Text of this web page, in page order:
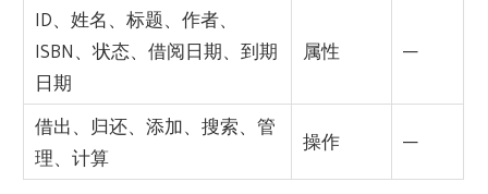
ID、姓名、标题、作者、
ISBN、状态、借阅日期、到期
日期
属性 —
借出、归还、添加、搜索、管
理、计算
操作 —